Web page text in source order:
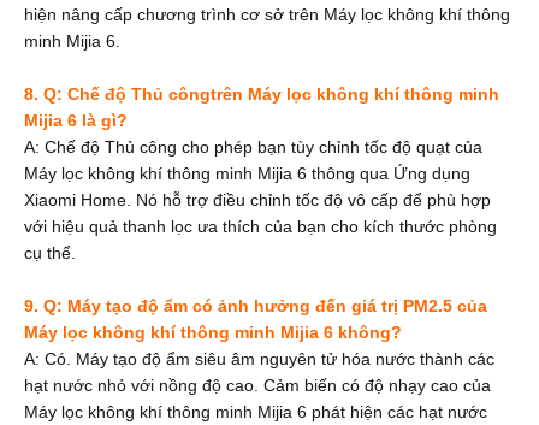
hiện nâng cấp chương trình cơ sở trên Máy lọc không khí thông
minh Mijia 6.
8. Q: Chế độ Thủ côngtrên Máy lọc không khí thông minh
Mijia 6là gì?
A: Chế độ Thủ công cho phép bạn tùy chỉnh tốc độ quạt của
Máy lọc không khí thông minh Mijia 6 thông qua Ứng dụng
Xiaomi Home. Nó hỗ trợ điều chỉnh tốc độ vô cấp để phù hợp
với hiệu quả thanh lọc ưa thích của bạn cho kích thước phòng
cụ thể.
9. Q: Máy tạo độ ẩm có ảnh hưởng đến giá trị PM2.5 của
Máy lọc không khí thông minh Mijia 6 không?
A: Có. Máy tạo độ ẩm siêu âm nguyên tử hóa nước thành các
hạt nước nhỏ với nồng độ cao. Cảm biến có độ nhạy cao của
Máy lọc không khí thông minh Mijia 6 phát hiện các hạt nước